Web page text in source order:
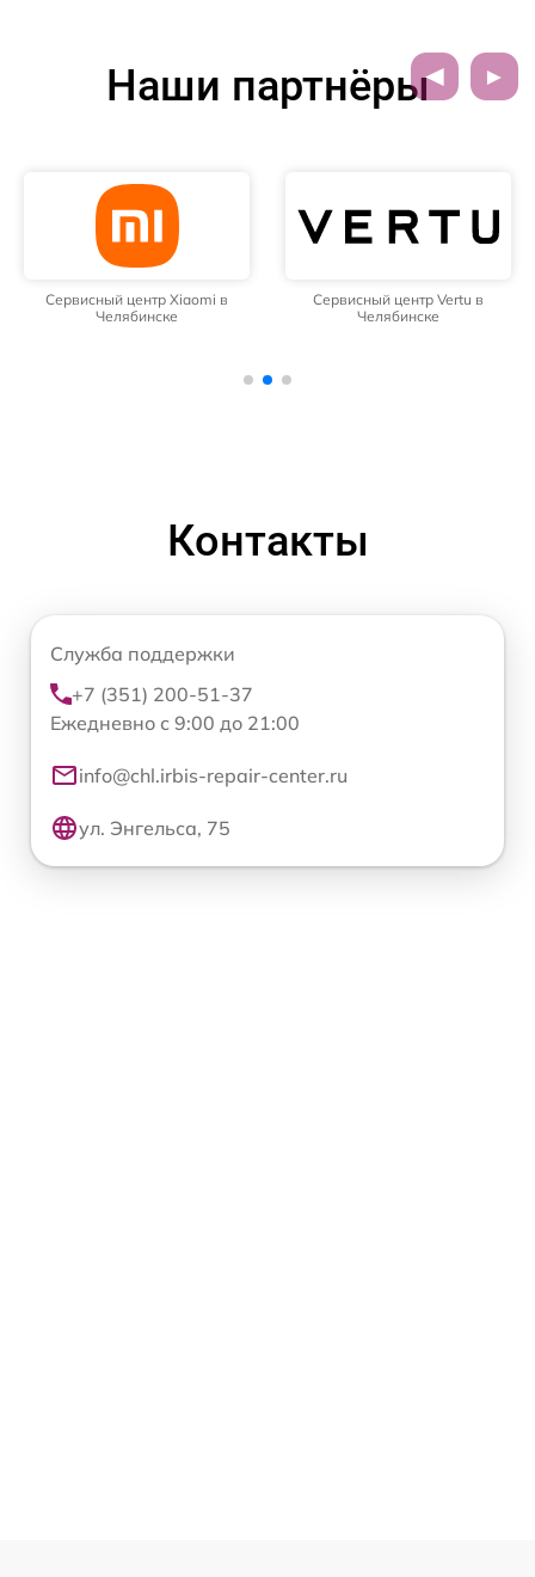
Наши партнёры
Сервисный центр Xiaomi в
Челябинске
Сервисный центр Vertu в
Челябинске
Контакты
Служба поддержки
+7 (351) 200-51-37
Ежедневно с 9:00 до 21:00
info@chl.irbis-repair-center.ru
ул. Энгельса, 75